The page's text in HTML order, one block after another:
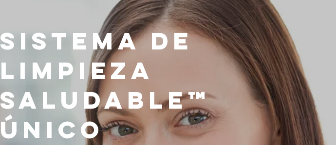
Sistema de
Limpieza
Saludable™
Único